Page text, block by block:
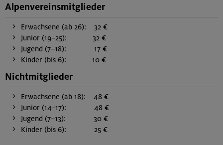
Alpenvereinsmitglieder
Erwachsene (ab 26): 32 €
Junior (19–25): 32 €
Jugend (7–18): 17 €
Kinder (bis 6): 10 €
Nichtmitglieder
Erwachsene (ab 18): 48 €
Junior (14–17): 48 €
Jugend (7–13): 30 €
Kinder (bis 6): 25 €